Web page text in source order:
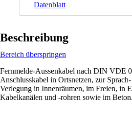
Datenblatt
Beschreibung
Bereich überspringen
Fernmelde-Aussenkabel nach DIN VDE
Anschlusskabel in Ortsnetzen, zur
Verlegung in Innenräumen, im Freien, in
Kabelkanälen und -rohren sowie im Beton.